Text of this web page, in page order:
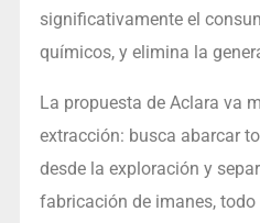
significativamente el
químicos, y elimina la
La propuesta de Aclara va
extracción: busca abarcar
desde la exploración y
fabricación de imanes,